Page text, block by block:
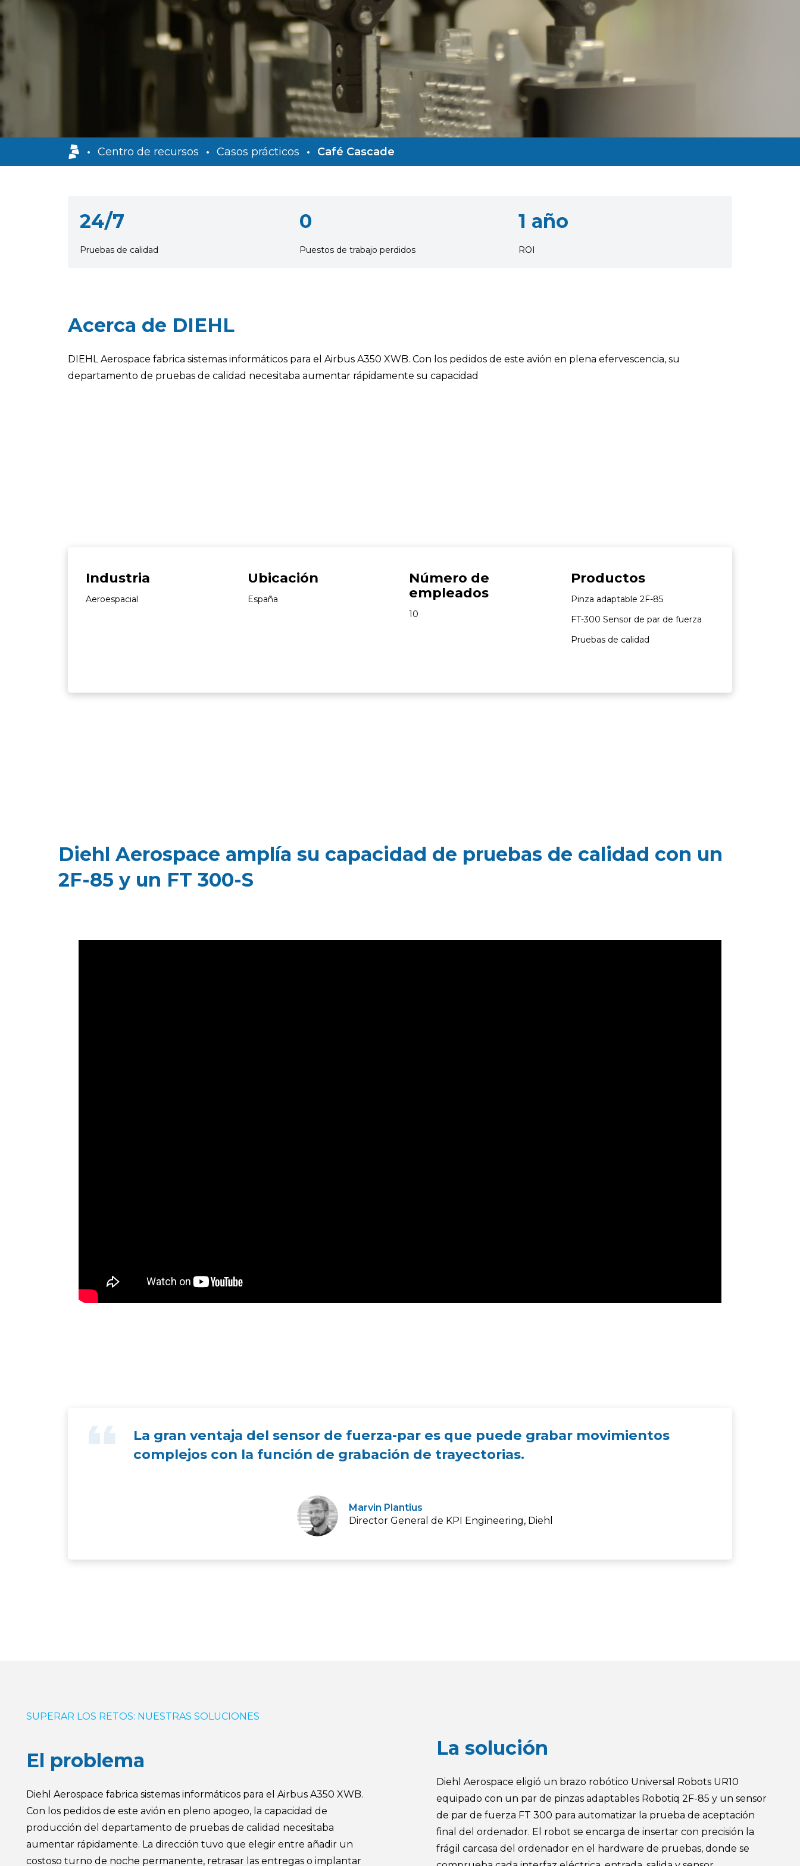
• Centro de recursos • Casos prácticos • Café Cascade
24/7
Pruebas de calidad
0
Puestos de trabajo perdidos
1 año
ROI
Acerca de DIEHL
DIEHL Aerospace fabrica sistemas informáticos para el Airbus A350 XWB. Con los pedidos de este avión en plena efervescencia, su
departamento de pruebas de calidad necesitaba aumentar rápidamente su capacidad
Industria
Aeroespacial
Ubicación
España
Número de
empleados
10
Productos
Pinza adaptable 2F-85
FT-300 Sensor de par de fuerza
Pruebas de calidad
Diehl Aerospace amplía su capacidad de pruebas de calidad con un
2F-85 y un FT 300-S
La gran ventaja del sensor de fuerza-par es que puede grabar movimientos
complejos con la función de grabación de trayectorias.
Marvin Plantius
Director General de KPI Engineering, Diehl
SUPERAR LOS RETOS: NUESTRAS SOLUCIONES
El problema
Diehl Aerospace fabrica sistemas informáticos para el Airbus A350 XWB.
Con los pedidos de este avión en pleno apogeo, la capacidad de
producción del departamento de pruebas de calidad necesitaba
aumentar rápidamente. La dirección tuvo que elegir entre añadir un
costoso turno de noche permanente, retrasar las entregas o implantar
La solución
Diehl Aerospace eligió un brazo robótico Universal Robots UR10
equipado con un par de pinzas adaptables Robotiq 2F-85 y un sensor
de par de fuerza FT 300 para automatizar la prueba de aceptación
final del ordenador. El robot se encarga de insertar con precisión la
frágil carcasa del ordenador en el hardware de pruebas, donde se